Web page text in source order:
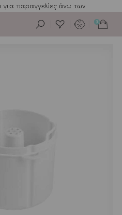
παραγγελίες άνω των
0